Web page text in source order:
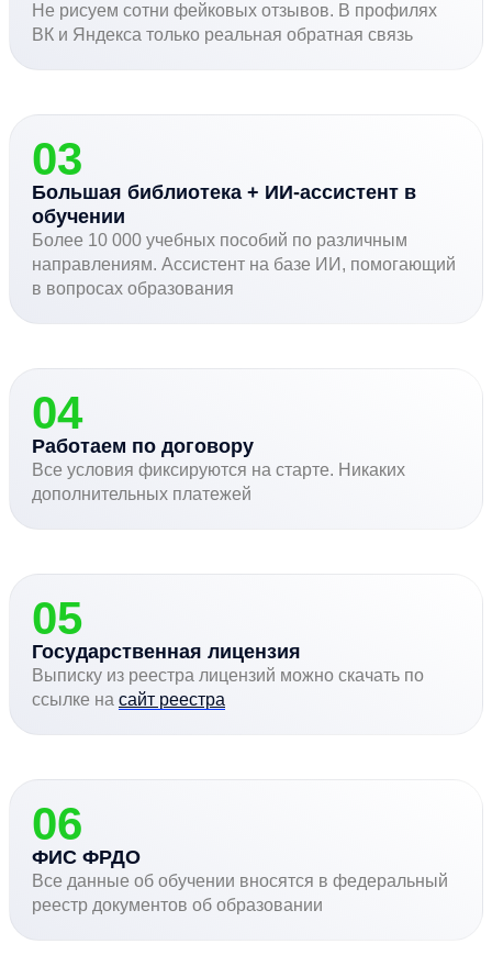
Не рисуем сотни фейковых отзывов. В профилях
ВК и Яндекса только реальная обратная связь
03
Большая библиотека + ИИ-ассистент в
обучении
Более 10 000 учебных пособий по различным
направлениям. Ассистент на базе ИИ, помогающий
в вопросах образования
04
Работаем по договору
Все условия фиксируются на старте. Никаких
дополнительных платежей
05
Государственная лицензия
Выписку из реестра лицензий можно скачать по
ссылке на сайт реестра
06
ФИС ФРДО
Все данные об обучении вносятся в федеральный
реестр документов об образовании